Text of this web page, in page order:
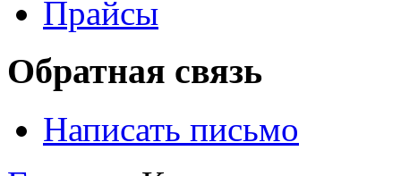
Прайсы
Обратная связь
Написать письмо